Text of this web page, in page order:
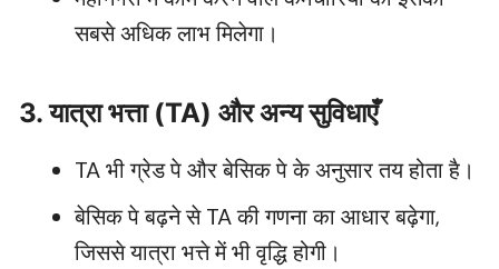
सबसे अधिक लाभ मिलेगा।
3. यात्रा भत्ता (TA) और अन्य सुविधाएँ
TA भी ग्रेड पे और बेसिक पे के अनुसार तय होता है।
बेसिक पे बढ़ने से TA की गणना का आधार बढ़ेगा,
जिससे यात्रा भत्ते में भी वृद्धि होगी।